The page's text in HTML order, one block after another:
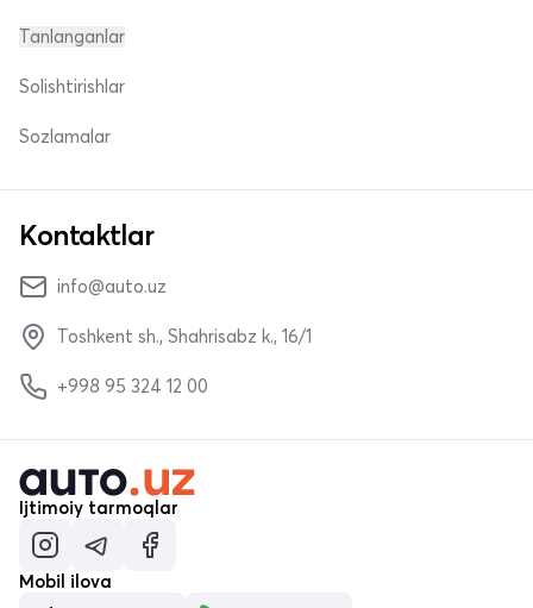
Tanlanganlar
Solishtirishlar
Sozlamalar
Kontaktlar
info@auto.uz
Toshkent sh., Shahrisabz k., 16/1
+998 95 324 12 00
Ijtimoiy tarmoqlar
Mobil ilova